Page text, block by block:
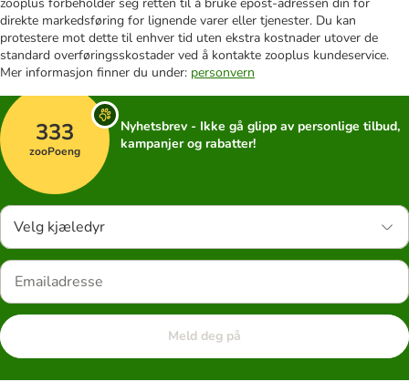
direkte markedsføring for lignende varer eller tjenester. Du kan
protestere mot dette til enhver tid uten ekstra kostnader utover de
standard overføringsskostader ved å kontakte zooplus kundeservice.
Mer informasjon finner du under: personvern
333
zooPoeng
Nyhetsbrev - Ikke gå glipp av personlige tilbud,
kampanjer og rabatter!
Velg kjæledyr
Meld deg på